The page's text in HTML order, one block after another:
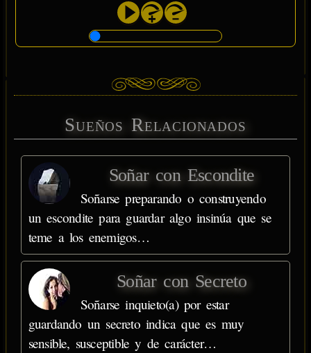
Sueños Relacionados
Soñar con Escondite
Soñarse preparando o construyendo
un escondite para guardar algo insinúa que se
teme a los enemigos…
Soñar con Secreto
Soñarse inquieto(a) por estar
guardando un secreto indica que es muy
sensible, susceptible y de carácter…